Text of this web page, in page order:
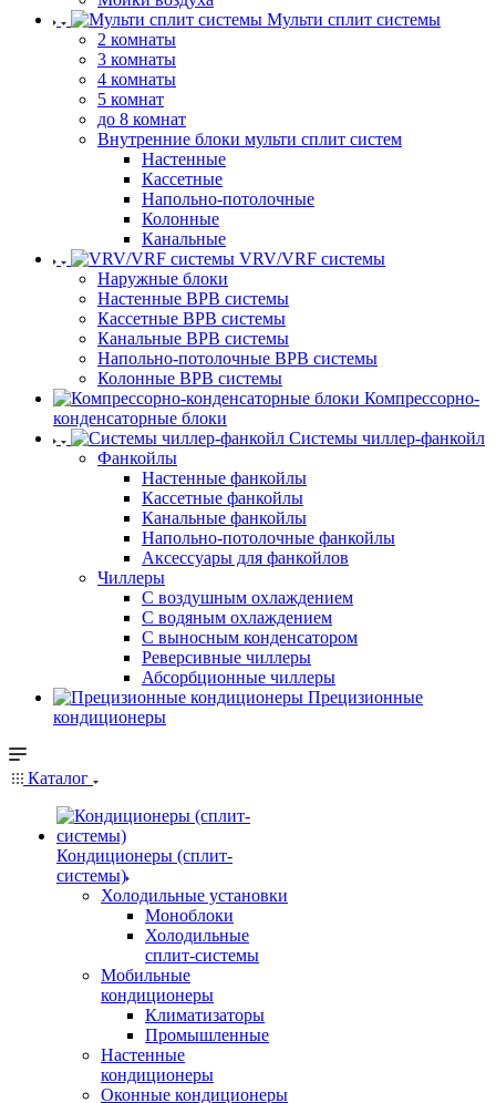
Мульти сплит системы
2 комнаты
3 комнаты
4 комнаты
5 комнат
до 8 комнат
Внутренние блоки мульти сплит систем
Настенные
Кассетные
Напольно-потолочные
Колонные
Канальные
VRV/VRF системы
Наружные блоки
Настенные ВРВ системы
Кассетные ВРВ системы
Канальные ВРВ системы
Напольно-потолочные ВРВ системы
Колонные ВРВ системы
Компрессорно-
конденсаторные блоки
Системы чиллер-фанкойл
Фанкойлы
Настенные фанкойлы
Кассетные фанкойлы
Канальные фанкойлы
Напольно-потолочные фанкойлы
Аксессуары для фанкойлов
Чиллеры
С воздушным охлаждением
С водяным охлаждением
С выносным конденсатором
Реверсивные чиллеры
Абсорбционные чиллеры
Прецизионные
кондиционеры
Каталог
Кондиционеры (сплит-
системы)
Холодильные установки
Моноблоки
Холодильные
сплит-системы
Мобильные
кондиционеры
Климатизаторы
Промышленные
Настенные
кондиционеры
Оконные кондиционеры